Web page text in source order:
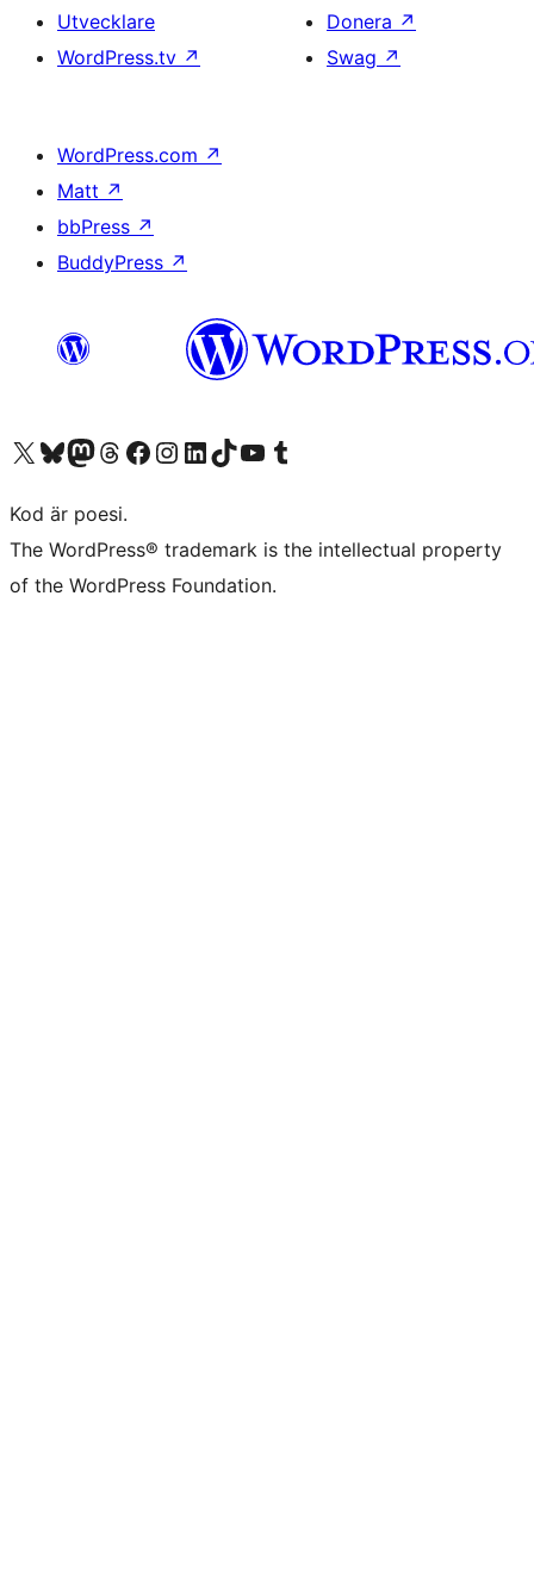
Utvecklare
WordPress.tv ↗
Donera ↗
Swag ↗
WordPress.com ↗
Matt ↗
bbPress ↗
BuddyPress ↗
Besök vår X-konto (f.d. Twitter)
Besök vårt Bluesky-konto
Besök vårt Mastodon-konto
Besök vårt Thread-konto
Besök vår Facebook-sidaBesök vårt Instagram-konto
Besök vårt LinkedIn-konto
Besök vårt TikTok-konto
Besök vår YouTube-kanalBesök vårt Tumblr-konto
Kod är poesi.
The WordPress® trademark is the intellectual property
of the WordPress Foundation.